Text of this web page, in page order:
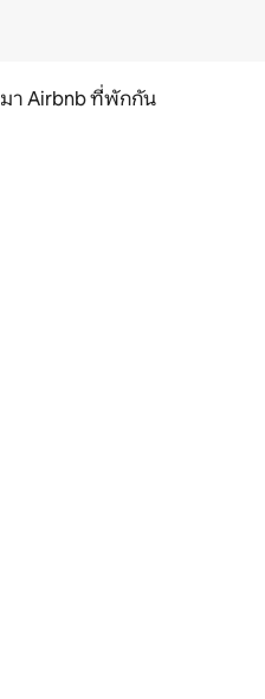
มา Airbnb ที่พักกัน